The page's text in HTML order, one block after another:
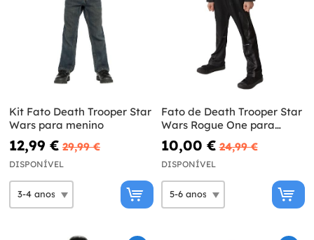
Kit Fato Death Trooper Star
Wars para menino
12,99 € 29,99 €
DISPONÍVEL
Fato de Death Trooper Star
Wars Rogue One para
criança
10,00 € 24,99 €
DISPONÍVEL